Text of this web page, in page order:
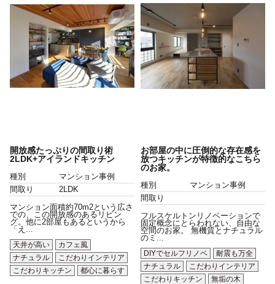
開放感たっぷりの間取り術
2LDK+アイランドキッチン
種別
マンション事例
間取り
2LDK
マンション面積約70m2という広さ
での、この開放感のあるリビン
グ。他に2部屋もあるというから
「え...
天井が高い
カフェ風
ナチュラル
こだわりインテリア
こだわりキッチン
都心に暮らす
お部屋の中に圧倒的な存在感を
放つキッチンが特徴的なこちら
のお家。
種別
マンション事例
間取り
フルスケルトンリノベーションで
固定概念にとらわれない、自由な
空間のお家。 無機質とナチュラル
のミ...
DIYでセルフリノベ
耐震も万全
ナチュラル
こだわりインテリア
こだわりキッチン
無垢の木